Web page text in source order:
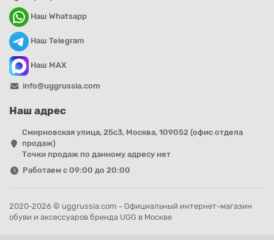
Наш Whatsapp
Наш Telegram
Наш MAX
info@uggrussia.com
Наш адрес
Смирновская улица, 25с3, Москва, 109052 (офис отдела
продаж)
Точки продаж по данному адресу нет
Работаем с 09:00 до 20:00
2020-2026 © uggrussia.com - Официальный интернет-магазин
обуви и аксессуаров бренда UGG в Москве